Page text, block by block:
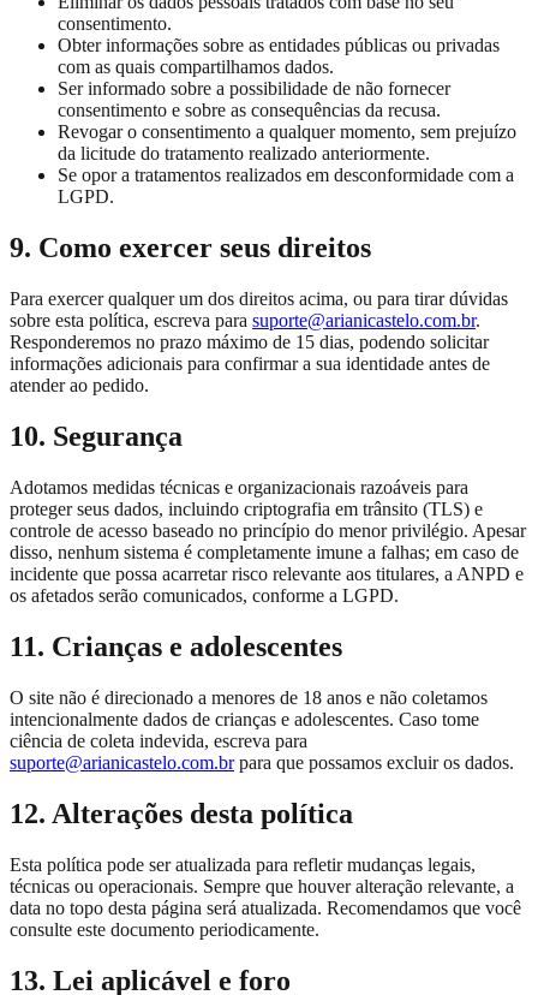
consentimento.
Obter informações sobre as entidades públicas ou privadas
com as quais compartilhamos dados.
Ser informado sobre a possibilidade de não fornecer
consentimento e sobre as consequências da recusa.
Revogar o consentimento a qualquer momento, sem prejuízo
da licitude do tratamento realizado anteriormente.
Se opor a tratamentos realizados em desconformidade com a
LGPD.
9. Como exercer seus direitos
Para exercer qualquer um dos direitos acima, ou para tirar dúvidas
sobre esta política, escreva para suporte@arianicastelo.com.br.
Responderemos no prazo máximo de 15 dias, podendo solicitar
informações adicionais para confirmar a sua identidade antes de
atender ao pedido.
10. Segurança
Adotamos medidas técnicas e organizacionais razoáveis para
proteger seus dados, incluindo criptografia em trânsito (TLS) e
controle de acesso baseado no princípio do menor privilégio. Apesar
disso, nenhum sistema é completamente imune a falhas; em caso de
incidente que possa acarretar risco relevante aos titulares, a ANPD e
os afetados serão comunicados, conforme a LGPD.
11. Crianças e adolescentes
O site não é direcionado a menores de 18 anos e não coletamos
intencionalmente dados de crianças e adolescentes. Caso tome
ciência de coleta indevida, escreva para
suporte@arianicastelo.com.br para que possamos excluir os dados.
12. Alterações desta política
Esta política pode ser atualizada para refletir mudanças legais,
técnicas ou operacionais. Sempre que houver alteração relevante, a
data no topo desta página será atualizada. Recomendamos que você
consulte este documento periodicamente.
13. Lei aplicável e foro